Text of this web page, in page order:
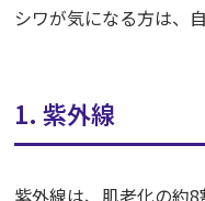
シワが気になる方は、
1. 紫外線
紫外線は、肌老化の約8